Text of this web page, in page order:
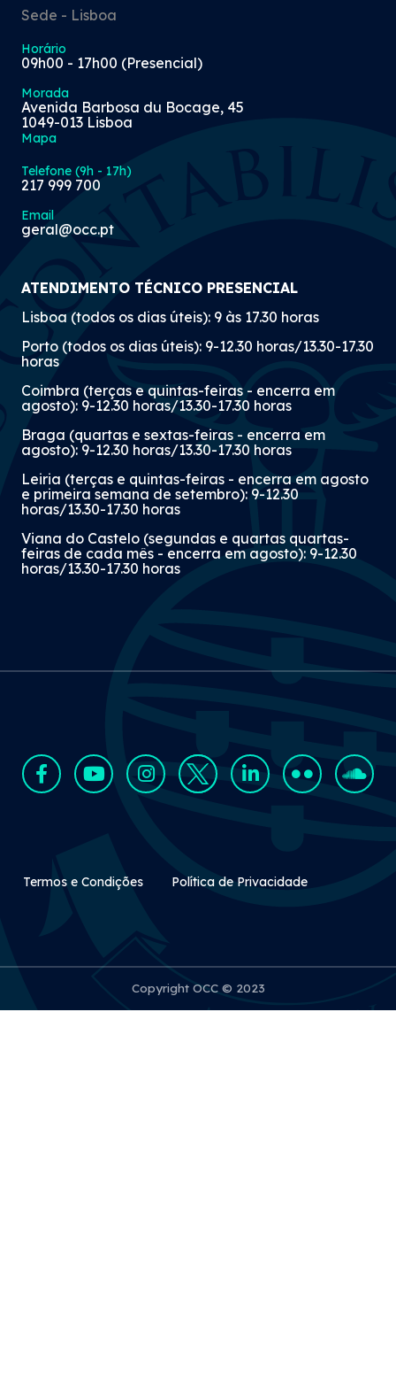
Sede - Lisboa
Horário
09h00 - 17h00 (Presencial)
Morada
Avenida Barbosa du Bocage, 45
1049-013 Lisboa
Mapa
Telefone (9h - 17h)
217 999 700
Email
geral@occ.pt
ATENDIMENTO TÉCNICO PRESENCIAL
Lisboa (todos os dias úteis): 9 às 17.30 horas
Porto (todos os dias úteis): 9-12.30 horas/13.30-17.30
horas
Coimbra (terças e quintas-feiras - encerra em
agosto): 9-12.30 horas/13.30-17.30 horas
Braga (quartas e sextas-feiras - encerra em
agosto): 9-12.30 horas/13.30-17.30 horas
Leiria (terças e quintas-feiras - encerra em agosto
e primeira semana de setembro): 9-12.30
horas/13.30-17.30 horas
Viana do Castelo (segundas e quartas quartas-
feiras de cada mês - encerra em agosto): 9-12.30
horas/13.30-17.30 horas
Rodapé Secundário
Termos e Condições Política de Privacidade
Copyright OCC © 2023